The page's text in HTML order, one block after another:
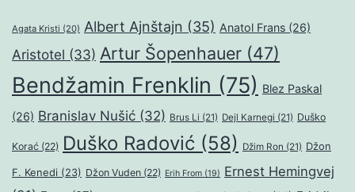
Agata Kristi (20) Albert Ajnštajn (35) Anatol Frans (26)
Aristotel (33) Artur Šopenhauer (47)
Bendžamin Frenklin (75) Blez Paskal
(26) Branislav Nušić (32) Brus Li (21) Dejl Karnegi (21) Duško
Korać (22) Duško Radović (58) Džim Ron (21) Džon
F. Kenedi (23) Džon Vuden (22) Erih From (19) Ernest Hemingvej